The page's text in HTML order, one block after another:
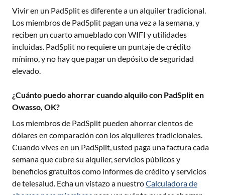
Vivir en un PadSplit es diferente a un alquiler tradicional.
Los miembros de PadSplit pagan una vez a la semana, y
reciben un cuarto amueblado con WIFI y utilidades
incluidas. PadSplit no requiere un puntaje de crédito
mínimo, y no hay que pagar un depósito de seguridad
elevado.
¿Cuánto puedo ahorrar cuando alquilo con PadSplit en
Owasso, OK?
Los miembros de PadSplit pueden ahorrar cientos de
dólares en comparación con los alquileres tradicionales.
Cuando vives en un PadSplit, usted paga una factura cada
semana que cubre su alquiler, servicios públicos y
beneficios gratuitos como informes de crédito y servicios
de telesalud. Echa un vistazo a nuestroCalculadora de